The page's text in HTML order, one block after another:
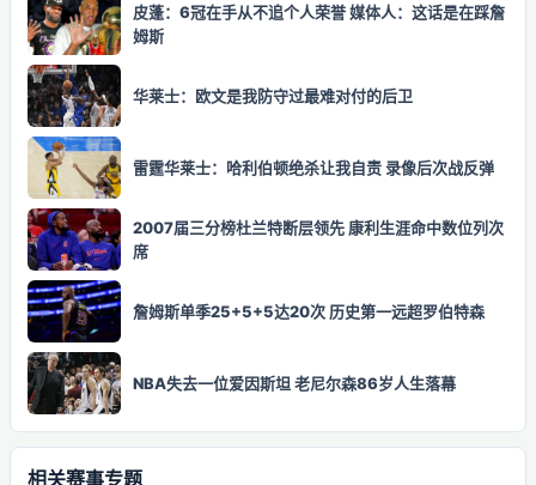
皮蓬：6冠在手从不追个人荣誉 媒体人：这话是在踩詹
姆斯
华莱士：欧文是我防守过最难对付的后卫
雷霆华莱士：哈利伯顿绝杀让我自责 录像后次战反弹
2007届三分榜杜兰特断层领先 康利生涯命中数位列次
席
詹姆斯单季25+5+5达20次 历史第一远超罗伯特森
NBA失去一位爱因斯坦 老尼尔森86岁人生落幕
相关赛事专题